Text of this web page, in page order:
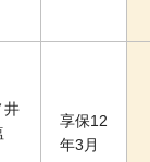
井
享保12
年3月